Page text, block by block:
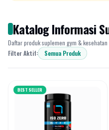
Katalog Informasi
Daftar produk suplemen gym &
Filter Aktif:
Semua Produk
BEST SELLER